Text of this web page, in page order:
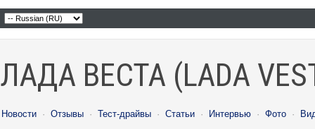
ЛАДА ВЕСТА (LADA
Новости · Отзывы · Тест-драйвы · Статьи · Интервью · Фото ·